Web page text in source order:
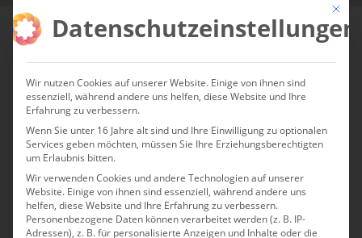
DEUTSCHLAND
Mit
Datenschutzeinstellungen
Wir nutzen Cookies auf unserer Website. Einige von ihnen sind
essenziell, während andere uns helfen, diese Website und Ihre
Erfahrung zu verbessern.
Wenn Sie unter 16 Jahre alt sind und Ihre Einwilligung zu optionalen
Services geben möchten, müssen Sie Ihre Erziehungsberechtigten
um Erlaubnis bitten.
Wir verwenden Cookies und andere Technologien auf unserer
Website. Einige von ihnen sind essenziell, während andere uns
helfen, diese Website und Ihre Erfahrung zu verbessern.
Personenbezogene Daten können verarbeitet werden (z. B. IP-
Adressen), z. B. für personalisierte Anzeigen und Inhalte oder die